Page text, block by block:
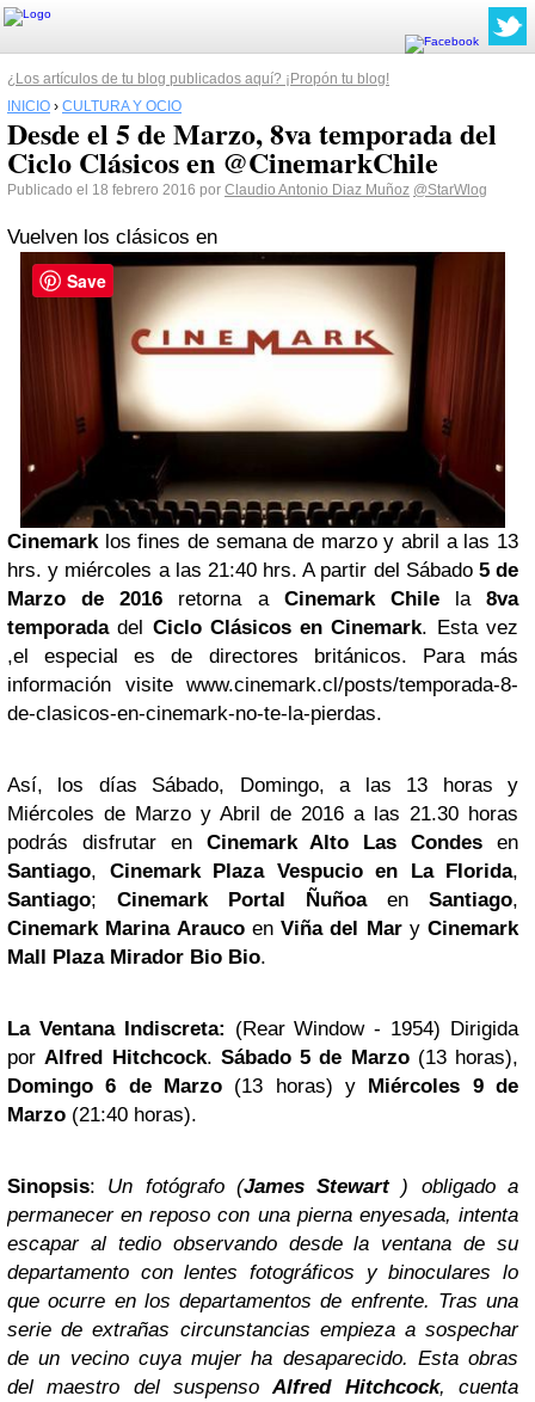
¿Los artículos de tu blog publicados aquí? ¡Propón tu blog!
INICIO › CULTURA Y OCIO
Desde el 5 de Marzo, 8va temporada del
Ciclo Clásicos en @CinemarkChile
Publicado el 18 febrero 2016 por Claudio Antonio Diaz Muñoz @StarWlog
Vuelven los clásicos en
Cinemark los fines de semana de marzo y abril a las 13
hrs. y miércoles a las 21:40 hrs. A partir del Sábado 5 de
Marzo de 2016 retorna a Cinemark Chilela 8va
temporadadel Ciclo Clásicos en Cinemark. Esta vez
,el especial es de directores británicos. Para más
información visite www.cinemark.cl/posts/temporada-8-
de-clasicos-en-cinemark-no-te-la-pierdas.
Así, los días Sábado, Domingo, a las 13 horas y
Miércoles de Marzo y Abril de 2016 a las 21.30 horas
podrás disfrutar en Cinemark Alto Las Condes en
Santiago, Cinemark Plaza Vespucio en La Florida,
Santiago; Cinemark Portal Ñuñoaen Santiago,
Cinemark Marina Araucoen Viña del MaryCinemark
Mall Plaza Mirador Bio Bio.
La Ventana Indiscreta: (Rear Window - 1954) Dirigida
por Alfred Hitchcock. Sábado 5 de Marzo(13 horas),
Domingo 6 de Marzo (13 horas) y Miércoles 9 de
Marzo (21:40 horas).
Sinopsis: Un fotógrafo (James Stewart ) obligado a
permanecer en reposo con una pierna enyesada, intenta
escapar al tedio observando desde la ventana de su
departamento con lentes fotográficos y binoculares lo
que ocurre en los departamentos de enfrente. Tras una
serie de extrañas circunstancias empieza a sospechar
de un vecino cuya mujer ha desaparecido. Esta obras
del maestro del suspensoAlfred Hitchcock, cuenta
Save